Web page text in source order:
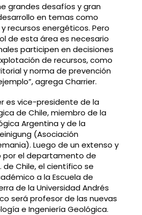
grandes desafíos y gran
en temas como
recursos energéticos. Pero
de esta área es necesario
participen en decisiones
de recursos, como
y norma de prevención
agrega Charrier.
es vice-presidente de la
de Chile, miembro de la
Argentina y de la
(Asociación
Luego de un extenso y
el departamento de
de Chile, el científico se
a la Escuela de
de la Universidad Andrés
será profesor de las nuevas
e Ingeniería Geológica.